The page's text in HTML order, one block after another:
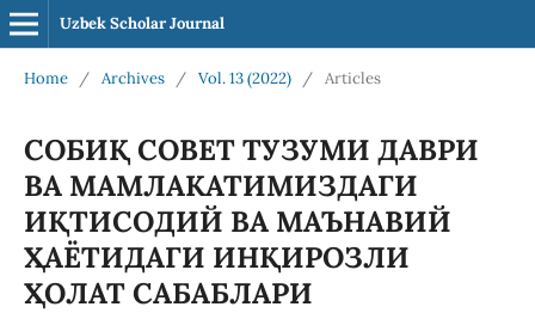
Uzbek Scholar Journal
Home / Archives / Vol. 13 (2022) / Articles
СОБИҚ СОВЕТ ТУЗУМИ ДАВРИ
ВА МАМЛАКАТИМИЗДАГИ
ИҚТИСОДИЙ ВА МАЪНАВИЙ
ҲАЁТИДАГИ ИНҚИРОЗЛИ
ҲОЛАТ САБАБЛАРИ